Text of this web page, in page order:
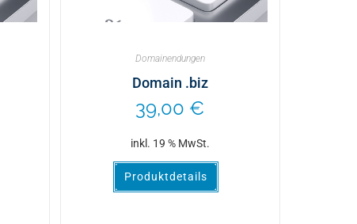
Domainendungen
Domain .biz
39,00 €
inkl. 19 % MwSt.
Produktdetails